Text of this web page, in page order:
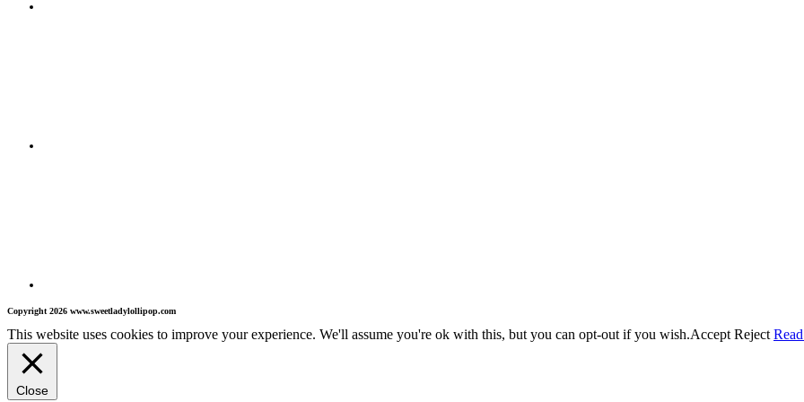
Copyright 2026 www.sweetladylollipop.com
This website uses cookies to improve your experience. We'll assume you're ok with this, but you can opt-out if you wish.Accept Reject
Close